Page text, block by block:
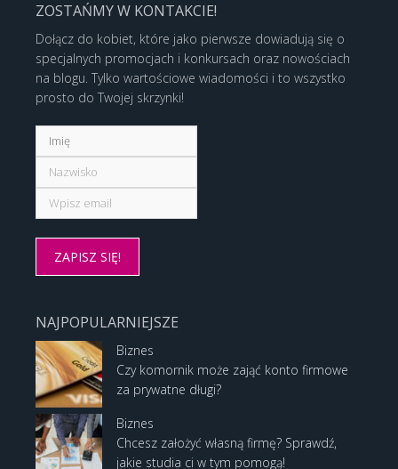
ZOSTAŃMY W KONTAKCIE!
Dołącz do kobiet, które jako pierwsze dowiadują się o
specjalnych promocjach i konkursach oraz nowościach
na blogu. Tylko wartościowe wiadomości i to wszystko
prosto do Twojej skrzynki!
NAJPOPULARNIEJSZE
Biznes
Czy komornik może zająć konto firmowe
za prywatne długi?
Biznes
Chcesz założyć własną firmę? Sprawdź,
jakie studia ci w tym pomogą!